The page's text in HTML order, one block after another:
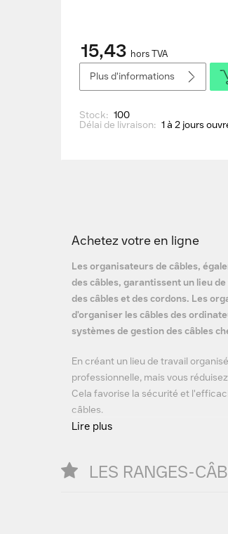
15,43 hors TVA
Plus d'informations
Stock: 100
Délai de livraison: 1 à 2 jours
Achetez votre en ligne
Les organisateurs de câbles,
des câbles, garantissent un lieu
des câbles et des cordons. Les
d'organiser les câbles des
systèmes de gestion des câbles
En créant un lieu de travail
professionnelle, mais vous
Cela favorise la sécurité et
câbles.
Lire plus
LES RANGES-